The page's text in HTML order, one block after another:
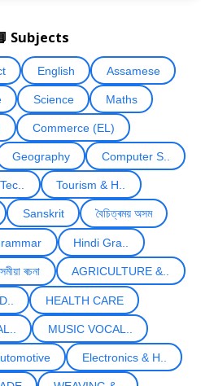
Subjects
English Assamese
Science Maths
Commerce (EL)
Geography Computer S..
Tourism & H..
Sanskrit বৈচিত্ৰময় অসম
Hindi Gra..
ৰচনা AGRICULTURE &..
HEALTH CARE
MUSIC VOCAL..
Electronics & H..